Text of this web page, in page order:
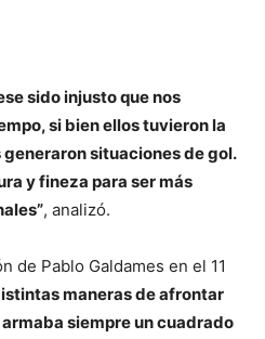
sido injusto que nos
si bien ellos tuvieron la
situaciones de gol.
y fineza para ser más
, analizó.
de Pablo Galdames en el 11
maneras de afrontar
siempre un cuadrado